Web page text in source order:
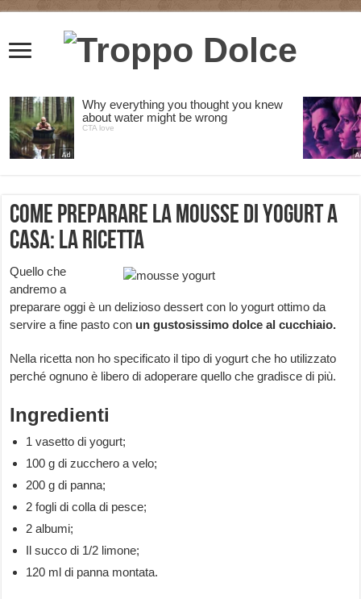
Come preparare la mousse di yogurt a
casa: la ricetta
Quello che
andremo a
preparare oggi è un delizioso dessert con lo yogurt ottimo da
servire a fine pasto con un gustosissimo dolce al cucchiaio.
Nella ricetta non ho specificato il tipo di yogurt che ho utilizzato
perché ognuno è libero di adoperare quello che gradisce di più.
Ingredienti
1 vasetto di yogurt;
100 g di zucchero a velo;
200 g di panna;
2 fogli di colla di pesce;
2 albumi;
Il succo di 1/2 limone;
120 ml di panna montata.